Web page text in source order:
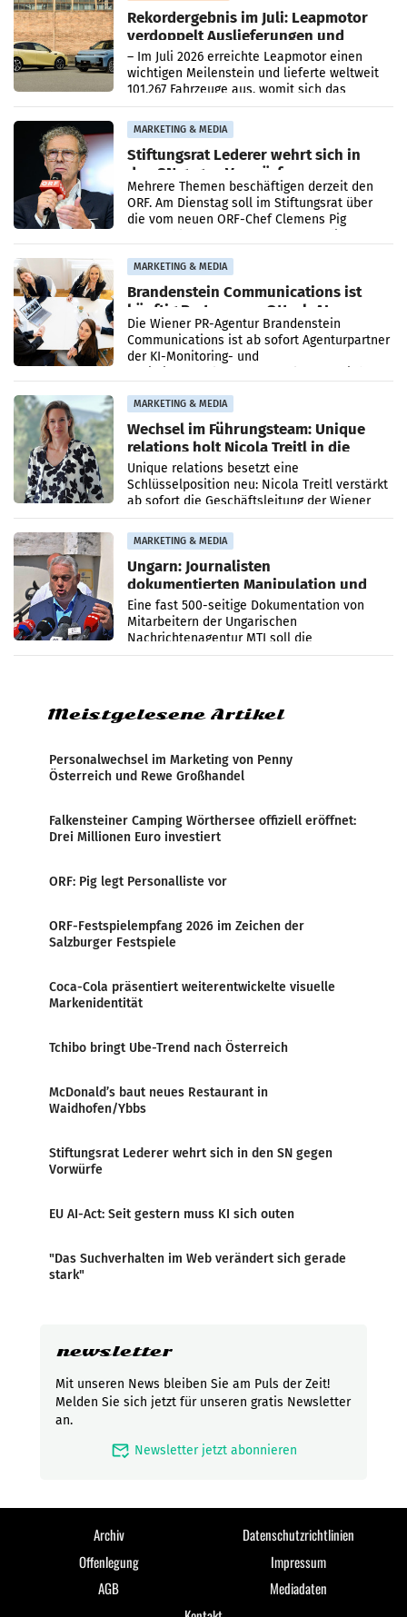
Rekordergebnis im Juli: Leapmotor
verdoppelt Auslieferungen und
überschreitet die 100.000er-Marke
– Im Juli 2026 erreichte Leapmotor einen
wichtigen Meilenstein und lieferte weltweit
101.267 Fahrzeuge aus, womit sich das
Ergebnis gegenüber Juli 2025 mehr als
verdoppelte (+102
MARKETING & MEDIA
Stiftungsrat Lederer wehrt sich in
den SN gegen Vorwürfe
Mehrere Themen beschäftigen derzeit den
ORF. Am Dienstag soll im Stiftungsrat über
die vom neuen ORF-Chef Clemens Pig
MARKETING & MEDIA
Brandenstein Communications ist
künftig Partner von OtterlyAI
Die Wiener PR-Agentur Brandenstein
Communications ist ab sofort Agenturpartner
der KI-Monitoring- und
MARKETING & MEDIA
Wechsel im Führungsteam: Unique
relations holt Nicola Treitl in die
Geschäftsleitung
Unique relations besetzt eine
Schlüsselposition neu: Nicola Treitl verstärkt
ab sofort die Geschäftsleitung der Wiener
PR-Agentur an der Seite von Josef Kalina und
Anna Kalina-Mahr.
MARKETING & MEDIA
Ungarn: Journalisten
dokumentierten Manipulation und
Zensur
Eine fast 500-seitige Dokumentation von
Mitarbeitern der Ungarischen
Nachrichtenagentur MTI soll die
systematische Nachrichten-Manipulation und
Meistgelesene Artikel
Personalwechsel im Marketing von Penny
Österreich und Rewe Großhandel
Falkensteiner Camping Wörthersee offiziell eröffnet:
Drei Millionen Euro investiert
ORF: Pig legt Personalliste vor
ORF-Festspielempfang 2026 im Zeichen der
Salzburger Festspiele
Coca-Cola präsentiert weiterentwickelte visuelle
Markenidentität
Tchibo bringt Ube-Trend nach Österreich
McDonald’s baut neues Restaurant in
Waidhofen/Ybbs
Stiftungsrat Lederer wehrt sich in den SN gegen
Vorwürfe
EU AI-Act: Seit gestern muss KI sich outen
"Das Suchverhalten im Web verändert sich gerade
stark"
newsletter
Mit unseren News bleiben Sie am Puls der Zeit!
Melden Sie sich jetzt für unseren gratis Newsletter
an.
mark_email_read Newsletter jetzt abonnieren
Archiv
Datenschutzrichtlinien
Offenlegung
Impressum
AGB
Mediadaten